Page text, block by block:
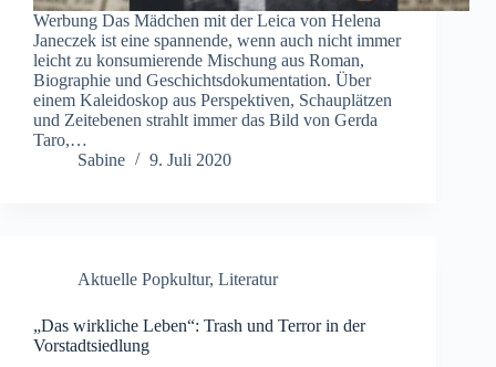
Werbung Das Mädchen mit der Leica von Helena
Janeczek ist eine spannende, wenn auch nicht immer
leicht zu konsumierende Mischung aus Roman,
Biographie und Geschichtsdokumentation. Über
einem Kaleidoskop aus Perspektiven, Schauplätzen
und Zeitebenen strahlt immer das Bild von Gerda
Taro,…
Sabine
9. Juli 2020
Aktuelle Popkultur, Literatur
„Das wirkliche Leben“: Trash und Terror in der
Vorstadtsiedlung